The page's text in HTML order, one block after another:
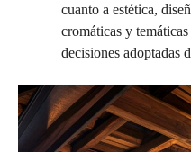
cuanto a estética,
cromáticas y
decisiones adoptadas